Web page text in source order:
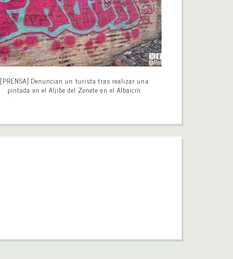
[PRENSA] Denuncian un turista tras realizar una
pintada en el Aljibe del Zenete en el Albaicín